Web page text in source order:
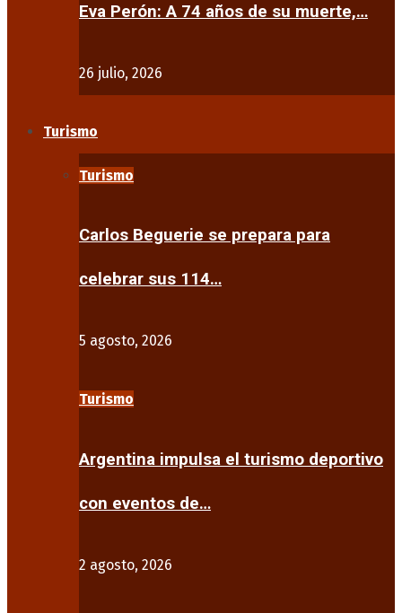
Eva Perón: A 74 años de su muerte,…
26 julio, 2026
Turismo
Turismo
Carlos Beguerie se prepara para
celebrar sus 114…
5 agosto, 2026
Turismo
Argentina impulsa el turismo deportivo
con eventos de…
2 agosto, 2026